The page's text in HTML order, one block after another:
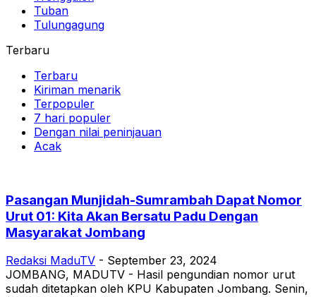
Tuban
Tulungagung
Terbaru
Terbaru
Kiriman menarik
Terpopuler
7 hari populer
Dengan nilai peninjauan
Acak
Pasangan Munjidah-Sumrambah Dapat Nomor
Urut 01: Kita Akan Bersatu Padu Dengan
Masyarakat Jombang
Redaksi MaduTV - September 23, 2024
JOMBANG, MADUTV - Hasil pengundian nomor urut
sudah ditetapkan oleh KPU Kabupaten Jombang. Senin,